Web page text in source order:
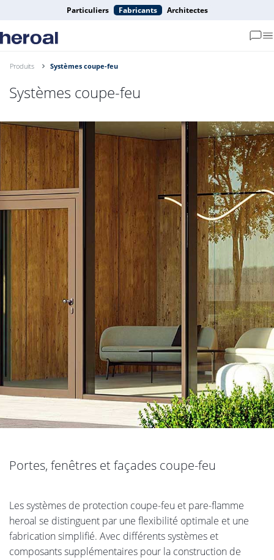
Particuliers Fabricants Architectes
Produits Systèmes coupe-feu
Systèmes coupe-feu
Portes, fenêtres et façades coupe-feu
Les systèmes de protection coupe-feu et pare-flamme
heroal se distinguent par une flexibilité optimale et une
fabrication simplifié. Avec différents systèmes et
composants supplémentaires pour la construction de